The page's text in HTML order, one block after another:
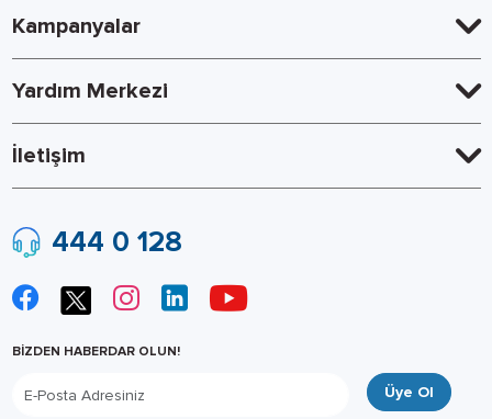
Kampanyalar
Yardım Merkezi
İletişim
444 0 128
BİZDEN HABERDAR OLUN!
Üye Ol